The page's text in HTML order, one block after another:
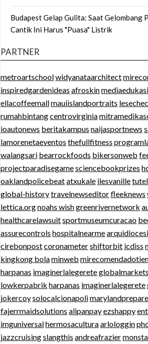
Budapest Gelap Gulita: Saat Gelombang
Cantik Ini Harus "Puasa" Listrik
PARTNER
metroartschoolwidyanataarchitect
inspiredgardenideas afroskin
ellacoffeemallmauiislandportraits
rumahbintangcentrovirginia
ioautonews beritakampus naijasportnews
lamorenetaeventos thefullfitness
walangsari bearrockfoods bikersonweb
projectparadisegamesciencebookprizes
oaklandpolicebeatatxukale ilesvanille
global-historytravelnewseditorfleeknews
lettica.orgnoahs wishgreenrivernetwork
healthcarelawsuitsportmuseumcuracao
assurecontrols hospitalnearme
cirebonpostcoronametershiftorbit icdiss
kingkong bolaminweb
harpanas imaginerlalegerete
lowkerpabrik harpanas imaginerlalegerete
jokercoysolocalcionapoli
fajerrmaidsolutions alipanpayezshappy
imguniversalhermosaculturaarlologgin
jazzcruisingslangthis andreafrazier